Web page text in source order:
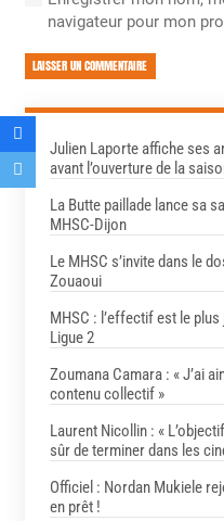
navigateur pour mon
LAISSER UN COMMENTAIRE
Julien Laporte affiche ses
avant l’ouverture de la
La Butte paillade lance sa
MHSC-Dijon
Le MHSC s’invite dans le
Zouaoui
MHSC : l’effectif est le plus
Ligue 2
Zoumana Camara : « J’ai
contenu collectif »
Laurent Nicollin : «
sûr de terminer dans les
Officiel : Nordan Mukiele
en prêt !